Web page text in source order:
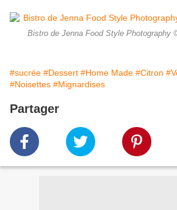
Bistro de Jenna Food Style Photography
#sucrée #Dessert #Home Made #Citron
#Noisettes #Mignardises
Partager